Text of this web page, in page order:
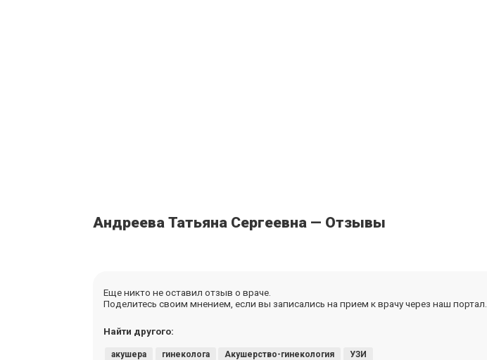
Андреева Татьяна Сергеевна — Отзывы
Еще никто не оставил отзыв о враче.
Поделитесь своим мнением, если вы записались на прием к врачу через наш портал.
Найти другого:
акушера гинеколога Акушерство-гинекология УЗИ